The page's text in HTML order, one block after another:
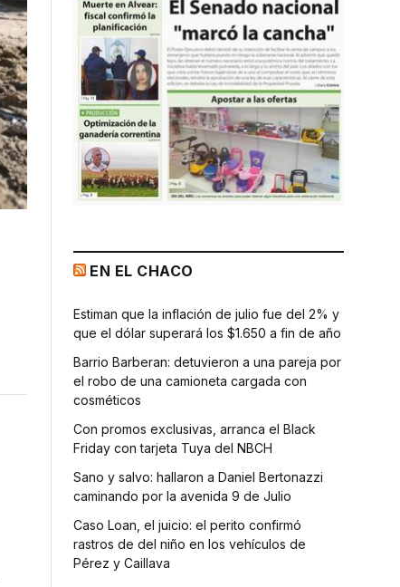
EN EL CHACO
Estiman que la inflación de julio fue del 2% y
que el dólar superará los $1.650 a fin de año
Barrio Barberan: detuvieron a una pareja por
el robo de una camioneta cargada con
cosméticos
Con promos exclusivas, arranca el Black
Friday con tarjeta Tuya del NBCH
Sano y salvo: hallaron a Daniel Bertonazzi
caminando por la avenida 9 de Julio
Caso Loan, el juicio: el perito confirmó
rastros de del niño en los vehículos de
Pérez y Caillava